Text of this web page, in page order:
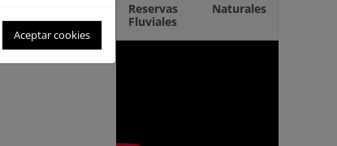
Reservas Naturales
Fluviales
Aceptar cookies